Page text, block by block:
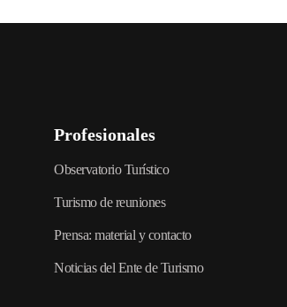
Profesionales
Observatorio Turístico
Turismo de reuniones
Prensa: material y contacto
Noticias del Ente de Turismo